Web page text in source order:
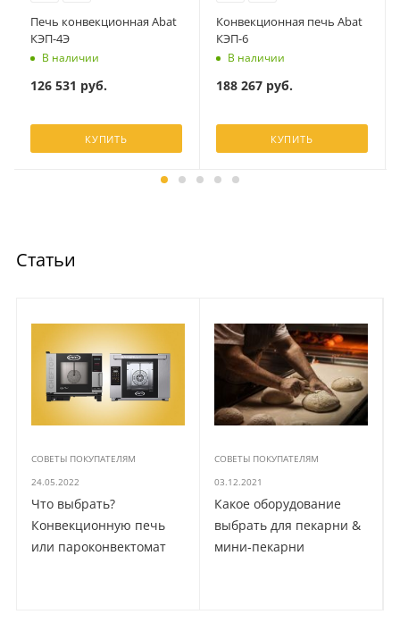
Печь конвекционная Abat
КЭП-4Э
В наличии
126 531 руб.
КУПИТЬ
Конвекционная печь Abat
КЭП-6
В наличии
188 267руб.
КУПИТЬ
Статьи
СОВЕТЫ ПОКУПАТЕЛЯМ
24.05.2022
Что выбрать?
Конвекционную печь
или пароконвектомат
СОВЕТЫ ПОКУПАТЕЛЯМ
03.12.2021
Какое оборудование
выбрать для пекарни &
мини-пекарни